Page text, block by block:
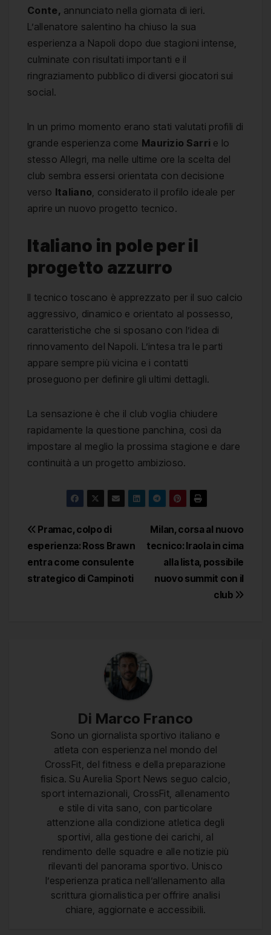
Conte, annunciato nella giornata di ieri.
L’allenatore salentino ha chiuso la sua
esperienza a Napoli dopo due stagioni intense,
culminate con risultati importanti e il
ringraziamento pubblico di diversi giocatori sui
social.
In un primo momento erano stati valutati profili di
grande esperienza come Maurizio Sarri e lo
stesso Allegri, ma nelle ultime ore la scelta del
club sembra essersi orientata con decisione
verso Italiano , considerato il profilo ideale per
aprire un nuovo progetto tecnico.
Italiano in pole per il
progetto azzurro
Il tecnico toscano è apprezzato per il suo calcio
aggressivo, dinamico e orientato al possesso,
caratteristiche che si sposano con l’idea di
rinnovamento del Napoli. L’intesa tra le parti
appare sempre più vicina e i contatti
proseguono per definire gli ultimi dettagli.
La sensazione è che il club voglia chiudere
rapidamente la questione panchina, così da
impostare al meglio la prossima stagione e dare
continuità a un progetto ambizioso.
Navigazione
articoli
Milan, corsa al nuovo
tecnico: Iraola in cima
alla lista, possibile
nuovo summit con il
club
Pramac, colpo di
esperienza: Ross Brawn
entra come consulente
strategico di Campinoti
Di Marco Franco
Sono un giornalista sportivo italiano e
atleta con esperienza nel mondo del
CrossFit, del fitness e della preparazione
fisica. Su Aurelia Sport News seguo calcio,
sport internazionali, CrossFit, allenamento
e stile di vita sano, con particolare
attenzione alla condizione atletica degli
sportivi, alla gestione dei carichi, al
rendimento delle squadre e alle notizie più
rilevanti del panorama sportivo. Unisco
l’esperienza pratica nell’allenamento alla
scrittura giornalistica per offrire analisi
chiare, aggiornate e accessibili.